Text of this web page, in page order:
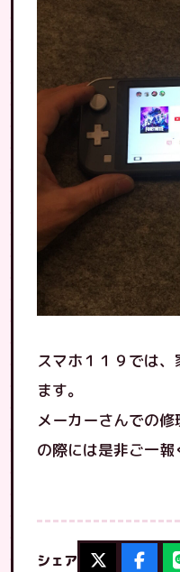
スマホ１１９では
ます。
メーカーさんでの
の際には是非ご一報
シェア